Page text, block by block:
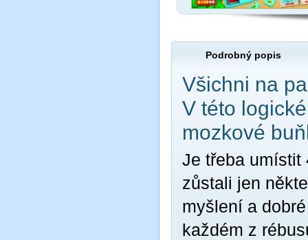
Podrobný popis
Všichni na
V této
mozkové
Je třeba umístit
zůstali jen
myšlení a
každém z